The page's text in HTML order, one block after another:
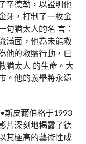
辛德勒，以證明他
牙，打制了一枚金
句猶太人的名 言：
滿面，他為未能救
他的救贖行動，已
猶太人 的生命。大
。他的義舉將永遠
斯皮爾伯格于1993
片深刻地揭露了德
其極高的藝術性成